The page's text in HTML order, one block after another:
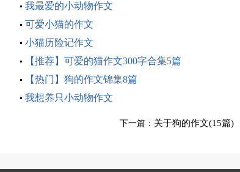
我最爱的小动物作文
可爱小猫的作文
小猫历险记作文
【推荐】可爱的猫作文300字合集5篇
【热门】狗的作文锦集8篇
我想养只小动物作文
下一篇： 关于狗的作文(15篇)